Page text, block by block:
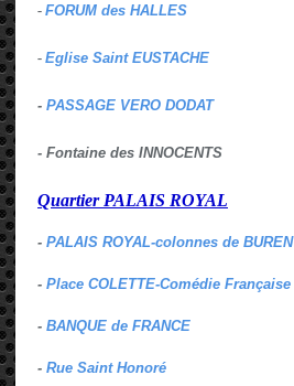
- FORUM des HALLES
- Eglise Saint EUSTACHE
- PASSAGE VERO DODAT
- Fontaine des INNOCENTS
Quartier PALAIS ROYAL
- PALAIS ROYAL-colonnes de BUREN
- Place COLETTE-Comédie Française
- BANQUE de FRANCE
- Rue Saint Honoré